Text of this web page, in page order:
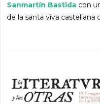
Sanmartín Bastida con
de la santa viva castellana